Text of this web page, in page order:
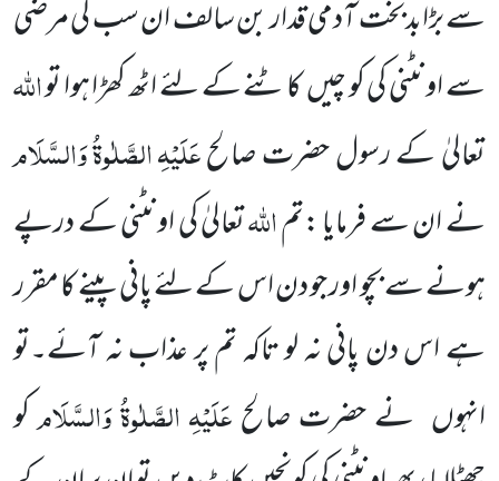
سے بڑابدبخت آدمی قدار بن سالف ان سب کی مرضی
سے اونٹنی کی کو چیںکاٹنے کے لئے اٹھ کھڑا ہوا تواللّٰہ
تعالیٰ کے رسول حضرت صالحعَلَیْہِالصَّلٰوۃُوَالسَّلَام
نے ان سے فرمایا :تماللّٰہتعالیٰ کی اونٹنی کے درپے
ہونے سے بچو اور جو دن اس کے لئے پانی پینے کا مقرر
ہے اس دن پانی نہ لو تاکہ تم پر عذاب نہ آئے۔تو
انہوں نے حضرت صالحعَلَیْہِالصَّلٰوۃُوَالسَّلَامکو